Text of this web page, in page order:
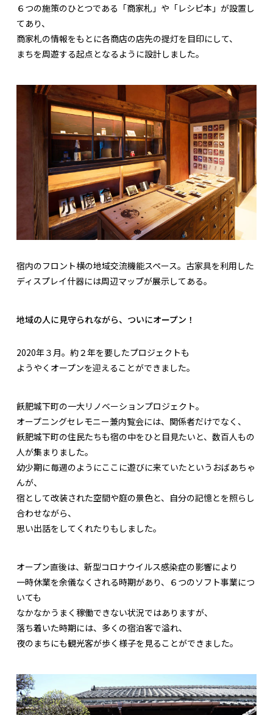
６つの施策のひとつである「商家札」や「レシピ本」が設置し
てあり、
商家札の情報をもとに各商店の店先の提灯を目印にして、
まちを周遊する起点となるように設計しました。
宿内のフロント横の地域交流機能スペース。古家具を利用した
ディスプレイ什器には周辺マップが展示してある。
地域の人に見守られながら、ついにオープン！
2020年３月。約２年を要したプロジェクトも
ようやくオープンを迎えることができました。
飫肥城下町の一大リノベーションプロジェクト。
オープニングセレモニー兼内覧会には、関係者だけでなく、
飫肥城下町の住民たちも宿の中をひと目見たいと、数百人もの
人が集まりました。
幼少期に毎週のようにここに遊びに来ていたというおばあちゃ
んが、
宿として改装された空間や庭の景色と、自分の記憶とを照らし
合わせながら、
思い出話をしてくれたりもしました。
オープン直後は、新型コロナウイルス感染症の影響により
一時休業を余儀なくされる時期があり、６つのソフト事業につ
いても
なかなかうまく稼働できない状況ではありますが、
落ち着いた時期には、多くの宿泊客で溢れ、
夜のまちにも観光客が歩く様子を見ることができました。